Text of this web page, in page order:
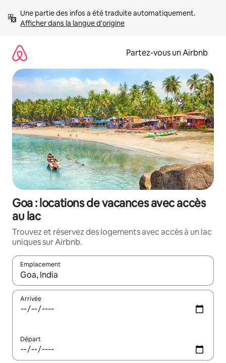
directement
Afficher dans la langue d'origine
Partez-vous un Airbnb
Goa : locations de vacances avec accès
au lac
Trouvez et réservez des logements avec accès à un lac
uniques sur Airbnb.
Emplacement
Quand les résultats sont affichés, parcourez-les en utilisant
Arrivée
Départ